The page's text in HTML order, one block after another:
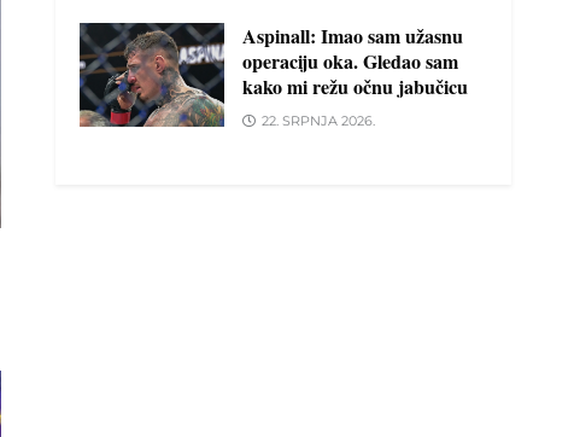
Aspinall: Imao sam užasnu
operaciju oka. Gledao sam
kako mi režu očnu jabučicu
22. SRPNJA 2026.